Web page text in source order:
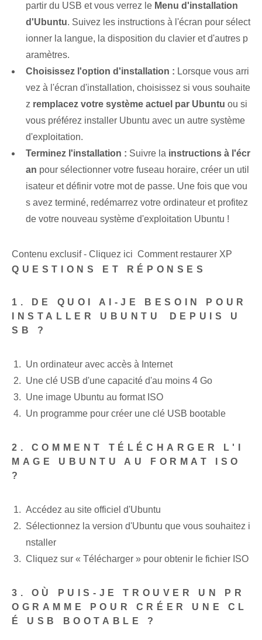
partir du ⁣USB et vous verrez le Menu d'installation
d'Ubuntu. Suivez les instructions à l'écran pour sélect
ionner la langue, la disposition du clavier et d'autres p
aramètres.
Choisissez l'option d'installation : Lorsque vous arri
vez à l'écran d'installation, choisissez si vous souhaite
z‌ remplacez ‌votre système actuel par Ubuntu ou si
vous préférez installer Ubuntu avec un autre système
d'exploitation.
Terminez l'installation : Suivre la instructions à l'écr
an pour sélectionner votre fuseau horaire, créer un util
isateur et définir votre mot de passe. Une fois que vou
s avez terminé, redémarrez votre ordinateur et profitez
de votre nouveau système d'exploitation Ubuntu !
Contenu exclusif - Cliquez ici Comment restaurer XP
QUESTIONS ET RÉPONSES
1. DE QUOI AI-JE BESOIN POUR
INSTALLER UBUNTU⁤ DEPUIS U
SB ?
Un ordinateur avec accès à Internet
Une clé USB d'une capacité d'au moins 4 Go
Une image Ubuntu au format ISO
Un programme pour créer une clé USB bootable
2. COMMENT TÉLÉCHARGER L'I
MAGE UBUNTU AU FORMAT ISO
?
Accédez au site officiel d'Ubuntu
Sélectionnez la version d'Ubuntu que vous souhaitez i
nstaller
Cliquez sur « Télécharger » pour obtenir le fichier ISO
3. OÙ PUIS-JE TROUVER UN PR
OGRAMME POUR CRÉER UNE CL
É USB BOOTABLE ?